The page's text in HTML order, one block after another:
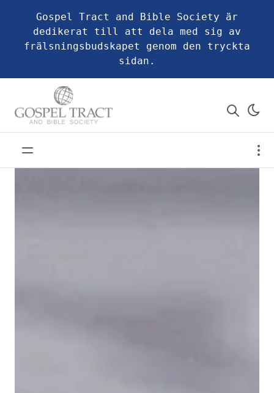
Gospel Tract and Bible Society är
dedikerat till att dela med sig av
frälsningsbudskapet genom den tryckta
sidan.